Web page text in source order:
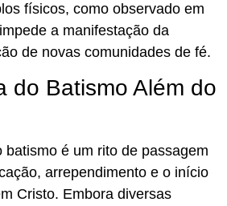
físicos, como observado em
a manifestação da
de novas comunidades de fé.
do Batismo Além do
batismo é um rito de passagem
arrependimento e o início
Cristo. Embora diversas